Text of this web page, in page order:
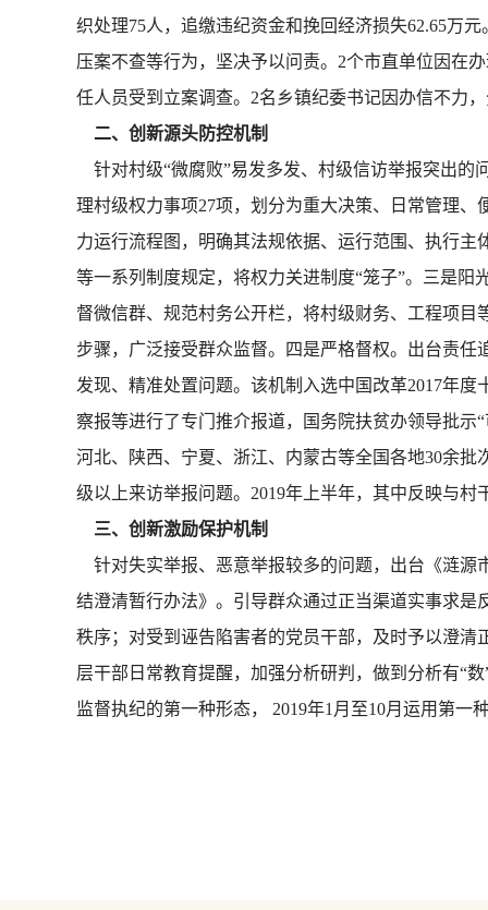
织处理75人，追缴违纪资金和挽回经济损失62.65万
压案不查等行为，坚决予以问责。2个市直单位因在
任人员受到立案调查。2名乡镇纪委书记因办信不力
二、创新源头防控机制
针对村级“微腐败”易发多发、村级信访举报突出的
理村级权力事项27项，划分为重大决策、日常管理
力运行流程图，明确其法规依据、运行范围、执行
等一系列制度规定，将权力关进制度“笼子”。三是阳
督微信群、规范村务公开栏，将村级财务、工程项
步骤，广泛接受群众监督。四是严格督权。出台责
发现、精准处置问题。该机制入选中国改革2017年
察报等进行了专门推介报道，国务院扶贫办领导批
河北、陕西、宁夏、浙江、内蒙古等全国各地30余
级以上来访举报问题。2019年上半年，其中反映与
三、创新激励保护机制
针对失实举报、恶意举报较多的问题，出台《涟源
结澄清暂行办法》。引导群众通过正当渠道实事求
秩序；对受到诬告陷害者的党员干部，及时予以澄
层干部日常教育提醒，加强分析研判，做到分析有“
监督执纪的第一种形态， 2019年1月至10月运用第一